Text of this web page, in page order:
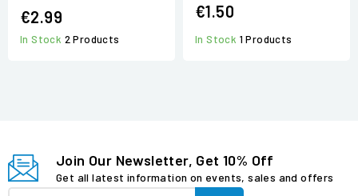
€2.99
In Stock 2 Products
€1.50
In Stock 1 Products
Join Our Newsletter, Get 10% Off
Get all latest information on events, sales and offers